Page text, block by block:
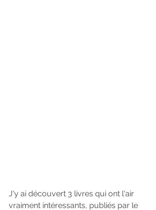
J'y ai découvert 3 livres qui ont l'air
vraiment intéressants, publiés par le